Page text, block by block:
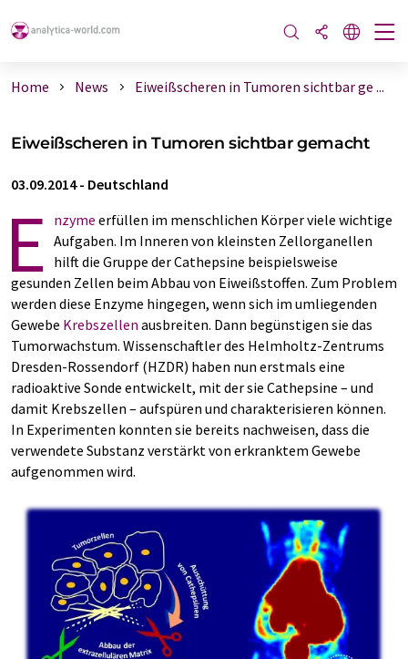
Home News Eiweißscheren in Tumoren sichtbar ge ...
Eiweißscheren in Tumoren sichtbar gemacht
03.09.2014- Deutschland
E nzyme erfüllen im menschlichen Körper viele wichtige
Aufgaben. Im Inneren von kleinsten Zellorganellen
hilft die Gruppe der Cathepsine beispielsweise
gesunden Zellen beim Abbau von Eiweißstoffen. Zum Problem
werden diese Enzyme hingegen, wenn sich im umliegenden
Gewebe Krebszellen ausbreiten. Dann begünstigen sie das
Tumorwachstum. Wissenschaftler des Helmholtz-Zentrums
Dresden-Rossendorf (HZDR) haben nun erstmals eine
radioaktive Sonde entwickelt, mit der sie Cathepsine – und
damit Krebszellen – aufspüren und charakterisieren können.
In Experimenten konnten sie bereits nachweisen, dass die
verwendete Substanz verstärkt von erkranktem Gewebe
aufgenommen wird.